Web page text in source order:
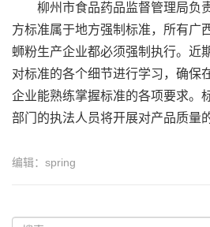
柳州市食品药品监督管理局负
方标准属于地方强制标准，所有广
蛳粉生产企业都必须强制执行。近
对标准的各个细节进行学习，确保
企业能熟练掌握标准的各项要求。
部门的执法人员将开展对产品质量
编辑：spring